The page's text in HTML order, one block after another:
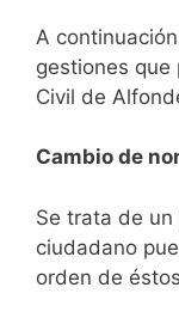
A
gestiones que
Civil de
Cambio de
Se trata de
ciudadano
orden de